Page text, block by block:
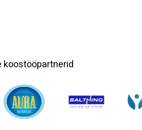
koostööpartnerid